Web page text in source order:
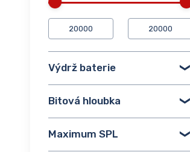
Výdrž baterie
Bitová hloubka
Maximum SPL